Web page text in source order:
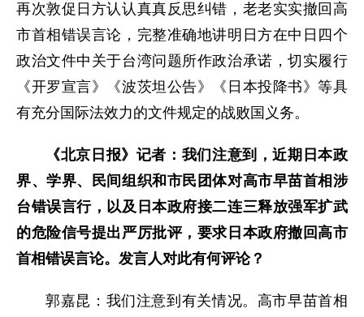
再次敦促日方认认真真反思纠错，老老实实撤回高
市首相错误言论，完整准确地讲明日方在中日四个
政治文件中关于台湾问题所作政治承诺，切实履行
《开罗宣言》《波茨坦公告》《日本投降书》等具
有充分国际法效力的文件规定的战败国义务。
《北京日报》记者：我们注意到，近期日本政
界、学界、民间组织和市民团体对高市早苗首相涉
台错误言行，以及日本政府接二连三释放强军扩武
的危险信号提出严厉批评，要求日本政府撤回高市
首相错误言论。发言人对此有何评论？
郭嘉昆：我们注意到有关情况。高市早苗首相